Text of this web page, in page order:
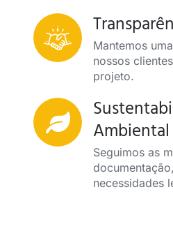
Mantemos
nossos
projeto.
Ambiental
Seguimos as
necessidades